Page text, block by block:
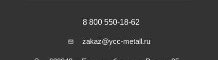
8 800 550-18-62
zakaz@ycc-metall.ru